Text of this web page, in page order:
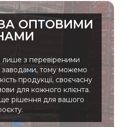
ОПТОВИМИ
з перевіреними
заводами, тому можемо
продукції, своєчасну
для кожного клієнта.
рішення для вашого